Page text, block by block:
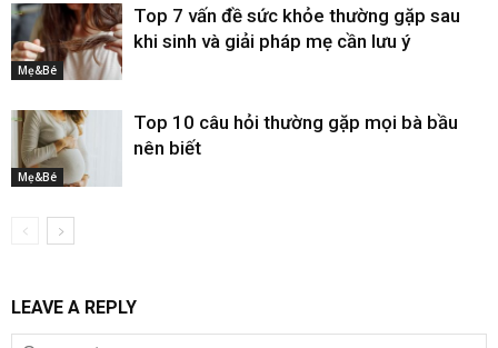
Mẹ&Bé
Top 7 vấn đề sức khỏe thường gặp sau
khi sinh và giải pháp mẹ cần lưu ý
Mẹ&Bé
Top 10 câu hỏi thường gặp mọi bà bầu
nên biết
LEAVE A REPLY